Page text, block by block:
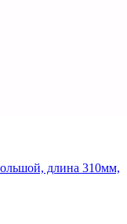
длина 310мм,